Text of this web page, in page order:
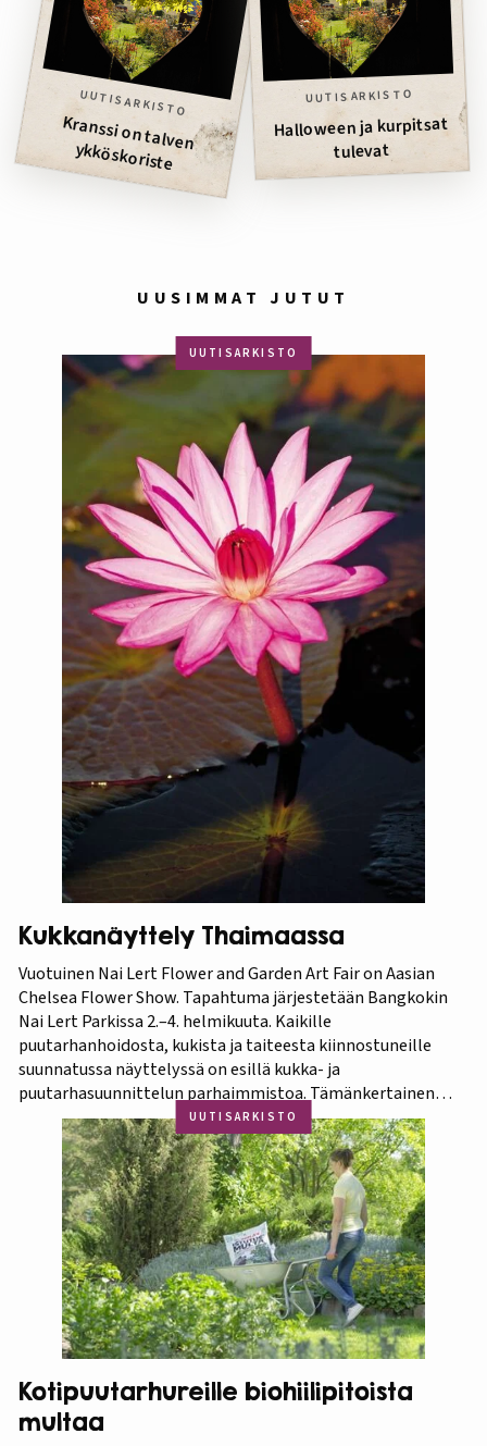
UUTISARKISTO
Kranssi on talven
ykköskoriste
UUTISARKISTO
Halloween ja kurpitsat
tulevat
UUSIMMAT JUTUT
UUTISARKISTO
Kukkanäyttely Thaimaassa
Vuotuinen Nai Lert Flower and Garden Art Fair on Aasian
Chelsea Flower Show. Tapahtuma järjestetään Bangkokin
Nai Lert Parkissa 2.–4. helmikuuta. Kaikille
puutarhanhoidosta, kukista ja taiteesta kiinnostuneille
suunnatussa näyttelyssä on esillä kukka- ja
puutarhasuunnittelun parhaimmistoa. Tämänkertainen
tapahtuma on osa Amazing Thailand -teemavuotta, joka
pyrkii piristämään Thaimaan matkailua entisestään.
Thaimaa tunnetaan erittäin runsaasta ja monipuolisesta
kasvistostaan,…
UUTISARKISTO
Kotipuutarhureille biohiilipitoista
multaa